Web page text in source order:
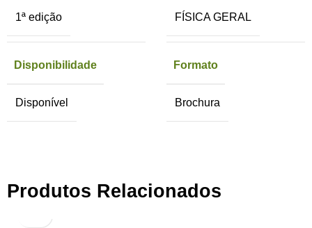
1ª edição FÍSICA GERAL
Disponibilidade
Disponível
Formato
Brochura
Produtos Relacionados